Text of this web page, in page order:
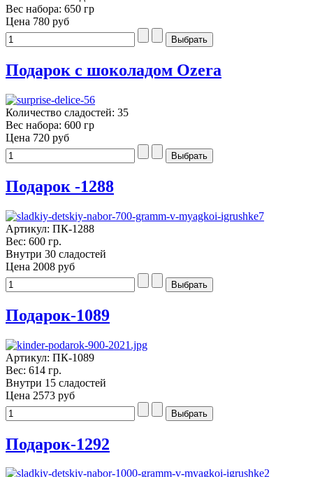
Вес набора: 650 гр
Цена 780 руб
Подарок с шоколадом Ozera
Количество сладостей: 35
Вес набора: 600 гр
Цена 720 руб
Подарок -1288
Артикул: ПК-1288
Вес: 600 гр.
Внутри 30 сладостей
Цена 2008 руб
Подарок-1089
Артикул: ПК-1089
Вес: 614 гр.
Внутри 15 сладостей
Цена 2573 руб
Подарок-1292